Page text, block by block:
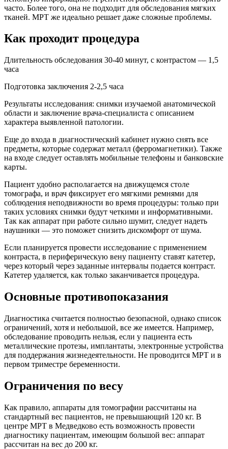
часто. Более того, она не подходит для обследования мягких
тканей. МРТ же идеально решает даже сложные проблемы.
Как проходит процедура
Длительность обследования 30-40 минут, с контрастом — 1,5
часа
Подготовка заключения 2-2,5 часа
Результаты исследования: снимки изучаемой анатомической
области и заключение врача-специалиста с описанием
характера выявленной патологии.
Еще до входа в диагностический кабинет нужно снять все
предметы, которые содержат металл (ферромагнетики). Также
на входе следует оставлять мобильные телефоны и банковские
карты.
Пациент удобно располагается на движущемся столе
томографа, и врач фиксирует его мягкими ремнями для
соблюдения неподвижности во время процедуры: только при
таких условиях снимки будут четкими и информативными.
Так как аппарат при работе сильно шумит, следует надеть
наушники — это поможет снизить дискомфорт от шума.
Если планируется провести исследование с применением
контраста, в периферическую вену пациенту ставят катетер,
через который через заданные интервалы подается контраст.
Катетер удаляется, как только заканчивается процедура.
Основные противопоказания
Диагностика считается полностью безопасной, однако список
ограничений, хотя и небольшой, все же имеется. Например,
обследование проводить нельзя, если у пациента есть
металлические протезы, имплантаты, электронные устройства
для поддержания жизнедеятельности. Не проводится МРТ и в
первом триместре беременности.
Ограничения по весу
Как правило, аппараты для томографии рассчитаны на
стандартный вес пациентов, не превышающий 120 кг. В
центре МРТ в Медведково есть возможность провести
диагностику пациентам, имеющим большой вес: аппарат
рассчитан на вес до 200 кг.